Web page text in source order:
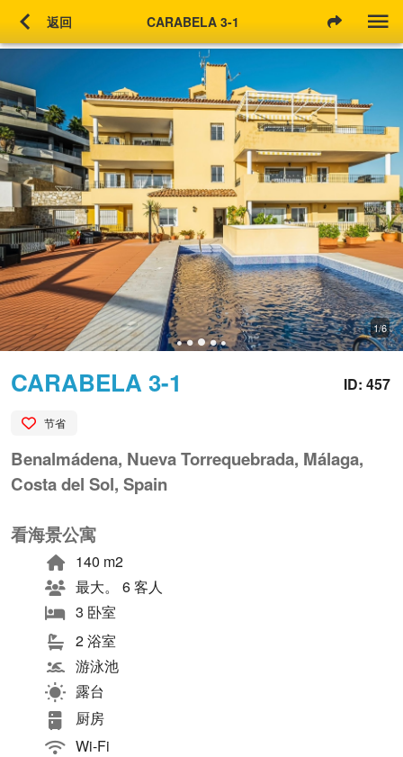
chevron_left 返回 CARABELA 3-1
1/6
CARABELA 3-1
节省
ID: 457
Benalmádena, Nueva Torrequebrada, Málaga,
Costa del Sol, Spain
看海景公寓
140 m2
最大。 6 客人
3 卧室
2 浴室
游泳池
露台
厨房
Wi-Fi